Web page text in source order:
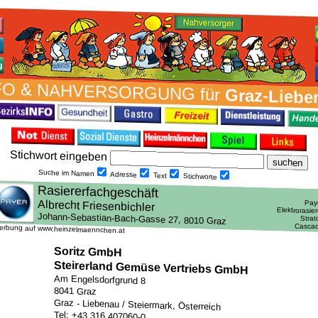
& NAH­VER­SORG­UNG fürGraz-
Stich­wort ein­geben
Suche im Namen Adresse Text Stich­worte
auf www.heinzelmaennchen.at
Soritz GmbH
Steirerland Gemüse Vertriebs GmbH
Am Engelsdorfgrund 8
8041 Graz
Graz - Liebenau / Steiermark, Österreich